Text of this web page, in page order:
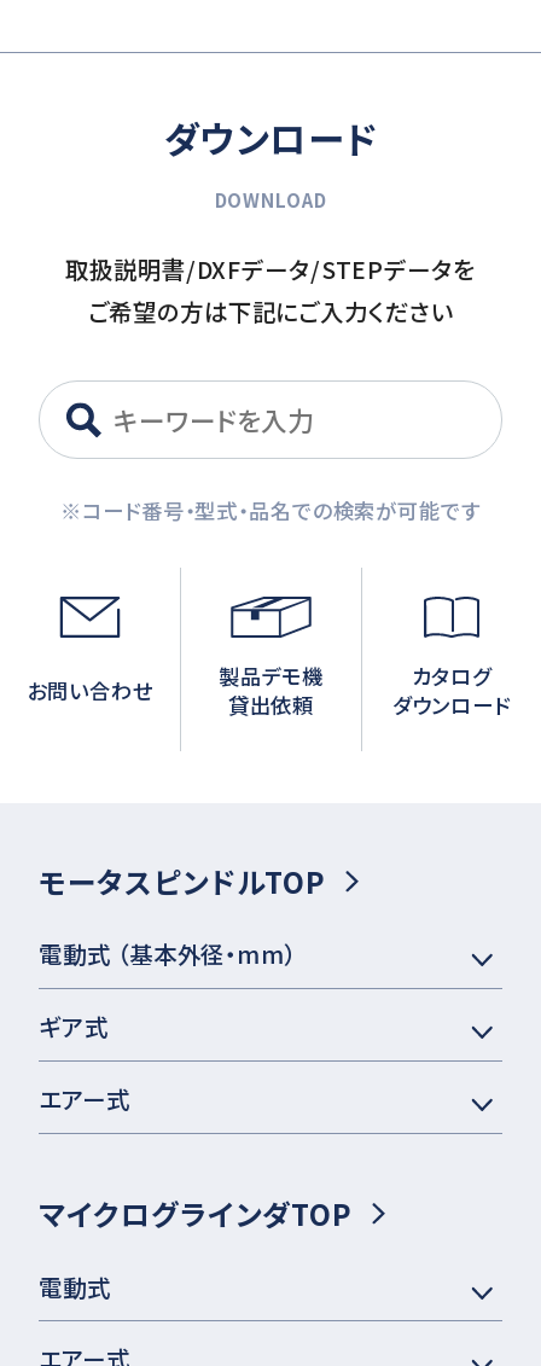
ダウンロード
DOWNLOAD
取扱説明書/DXFデータ/STEPデータを
ご希望の方は下記にご入力ください
※コード番号・型式・品名での検索が可能です
お問い合わせ
製品デモ機
貸出依頼
カタログ
ダウンロード
モータスピンドルTOP
電動式 （基本外径・mm）
ギア式
エアー式
マイクログラインダTOP
電動式
エアー式